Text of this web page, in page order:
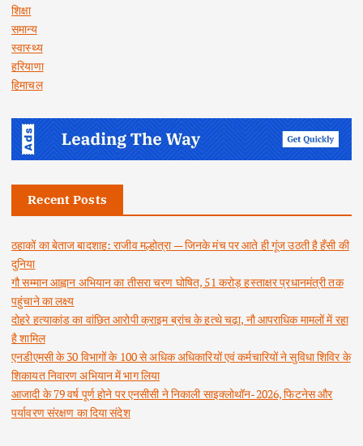
शिक्षा
समान्य
स्वास्थ्य
हरियाणा
हिमाचल
Recent Posts
ठहाकों का बेताज बादशाह: राजीव मल्होत्रा — जिनके मंच पर आते ही गूंज उठती है हँसी की
दुनिया
गौ सम्मान आह्वान अभियान का तीसरा चरण घोषित, 51 करोड़ हस्ताक्षर प्रधानमंत्री तक
पहुंचाने का लक्ष्य
दोहरे हत्याकांड का वांछित आरोपी क्राइम ब्रांच के हत्थे चढ़ा, नौ आपराधिक मामलों में रहा
है शामिल
एनडीएमसी के 30 विभागों के 100 से अधिक अधिकारियों एवं कर्मचारियों ने सुविधा शिविर के
शिकायत निवारण अभियान में भाग लिया
आजादी के 79 वर्ष पूर्ण होने पर एनसीसी ने निकाली साइक्लोथॉन-2026, फिटनेस और
पर्यावरण संरक्षण का दिया संदेश